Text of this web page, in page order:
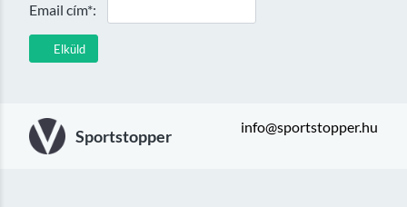
Elküld
Email cím*:
Sportstopper info@sportstopper.hu